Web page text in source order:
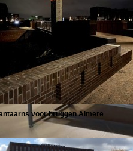
voor bruggen Almere